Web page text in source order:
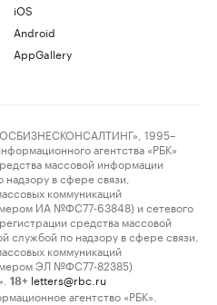
iOS
Android
AppGallery
1995–
агентства «РБК»
массовой информации
в сфере связи,
коммуникаций
ИА №ФС77-63848) и сетевого
средства массовой
службой по надзору в сфере связи,
коммуникаций
ЭЛ №ФС77-82385)
18+ letters@rbc.ru
агентство «РБК».